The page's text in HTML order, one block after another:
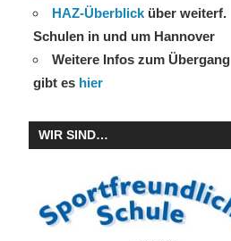
HAZ-Überblicküber weiterf.
Schulen in und um Hannover
Weitere Infos zum Übergang
gibt es hier
WIR SIND…